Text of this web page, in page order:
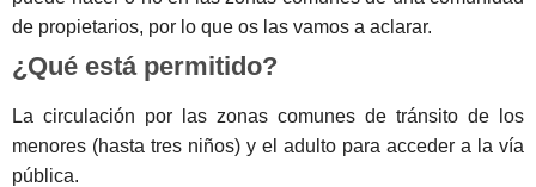
de propietarios, por lo que os las vamos a aclarar.
¿Qué está permitido?
La circulación por las zonas comunes de tránsito de los
menores (hasta tres niños) y el adulto para acceder a la vía
pública.